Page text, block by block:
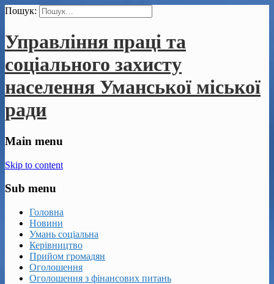
Пошук:
Управління праці та
соціального захисту
населення Уманської міської
ради
Main menu
Skip to content
Sub menu
Головна
Новини
Умань соціальна
Керівництво
Прийом громадян
Оголошення
Оголошення з фінансових питань